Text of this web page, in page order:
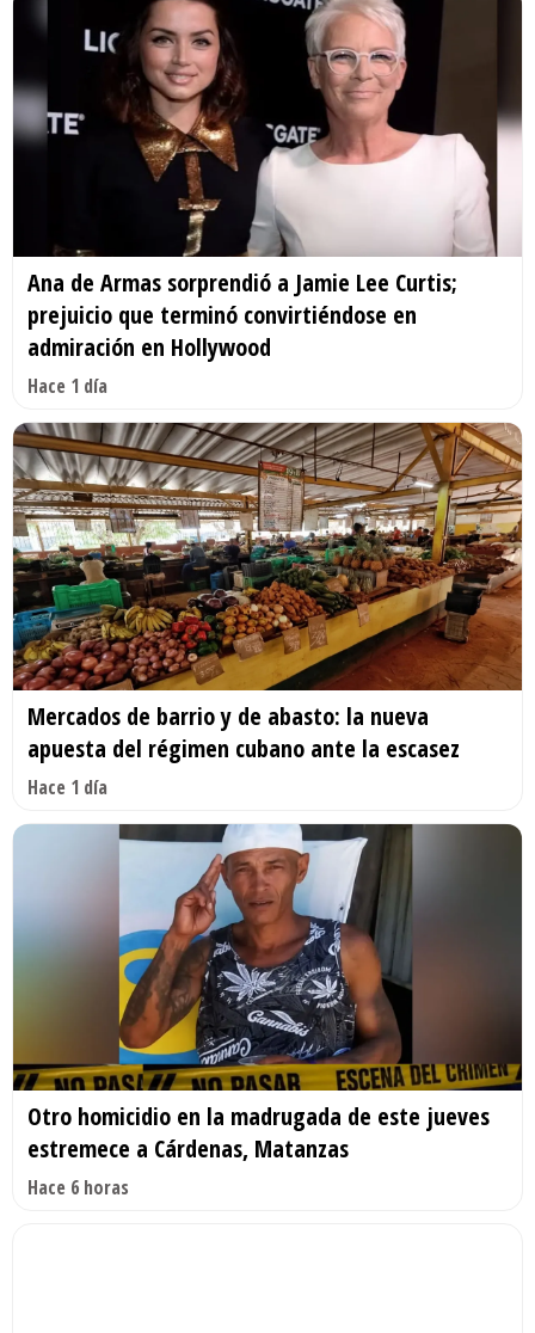
Ana de Armas sorprendió a Jamie Lee Curtis;
prejuicio que terminó convirtiéndose en
admiración en Hollywood
Hace 1 día
Mercados de barrio y de abasto: la nueva
apuesta del régimen cubano ante la escasez
Hace 1 día
Otro homicidio en la madrugada de este jueves
estremece a Cárdenas, Matanzas
Hace 6 horas